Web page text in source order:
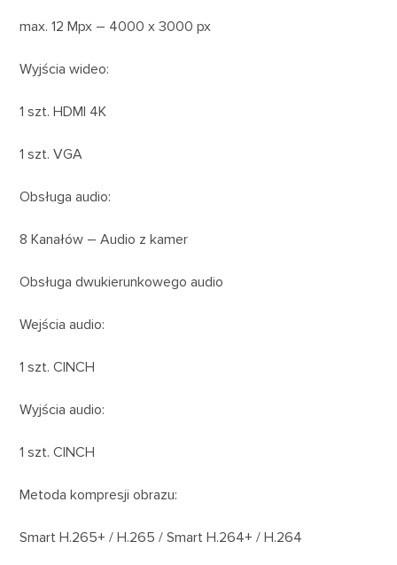
max. 12 Mpx – 4000 x 3000 px
Wyjścia wideo:
1 szt. HDMI 4K
1 szt. VGA
Obsługa audio:
8 Kanałów – Audio z kamer
Obsługa dwukierunkowego audio
Wejścia audio:
1 szt. CINCH
Wyjścia audio:
1 szt. CINCH
Metoda kompresji obrazu:
Smart H.265+ / H.265 / Smart H.264+ / H.264